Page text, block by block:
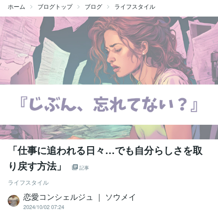
ホーム ブログトップ ブログ ライフスタイル
「仕事に追われる日々…でも自分らしさを取
り戻す方法」
記事
ライフスタイル
恋愛コンシェルジュ ｜ ソウメイ
2024/10/02 07:24